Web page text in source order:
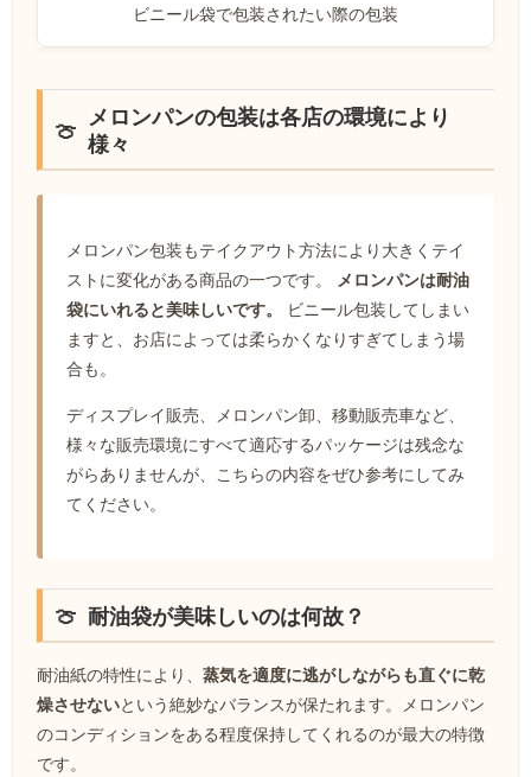
ビニール袋で包装されたい際の包装
メロンパンの包装は各店の環境により
様々
メロンパン包装もテイクアウト方法により大きくテイ
ストに変化がある商品の一つです。 メロンパンは耐油
袋にいれると美味しいです。
ビニール包装してしまい
ますと、お店によっては柔らかくなりすぎてしまう場
合も。
ディスプレイ販売、メロンパン卸、移動販売車など、
様々な販売環境にすべて適応するパッケージは残念な
がらありませんが、こちらの内容をぜひ参考にしてみ
てください。
耐油袋が美味しいのは何故？
耐油紙の特性により、 蒸気を適度に逃がしながらも直ぐに乾
燥させないという絶妙なバランスが保たれます。メロンパン
のコンディションをある程度保持してくれるのが最大の特徴
です。